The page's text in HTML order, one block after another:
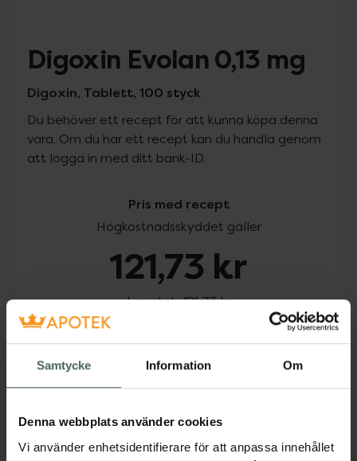
Samtycke Information Om
Denna webbplats använder cookies
Vi använder enhetsidentifierare för att anpassa innehållet
Digoxin Evolan 0,13 mg
Digoxin, Tablett, 100 styck
Du behöver ett recept för att kunna köpa denna
vara. Om du har ett recept kan du handla genom
att logga in med ditt bank-ID.
Pris med recept
Högkostnadsskyddet gäller
121,73 kr
I apotek:121,73 kr
Köp via ditt recept
Beskrivning Dölj